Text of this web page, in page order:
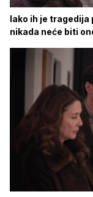
Iako ih je tragedija
nikada neće biti